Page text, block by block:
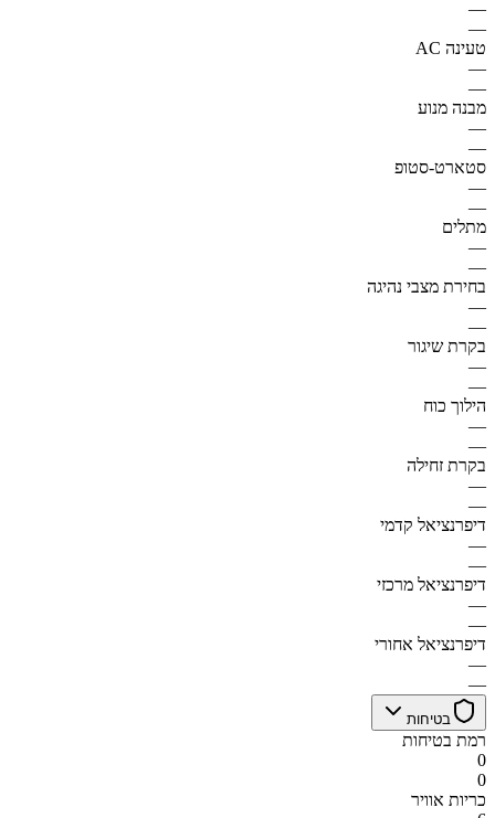
—
—
טעינה AC
—
—
מבנה מנוע
—
—
סטארט-סטופ
—
—
מתלים
—
—
בחירת מצבי נהיגה
—
—
בקרת שיגור
—
—
הילוך כוח
—
—
בקרת זחילה
—
—
דיפרנציאל קדמי
—
—
דיפרנציאל מרכזי
—
—
דיפרנציאל אחורי
—
—
בטיחות
רמת בטיחות
0
0
כריות אוויר